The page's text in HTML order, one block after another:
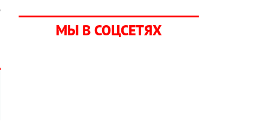
МЫ В СОЦСЕТЯХ